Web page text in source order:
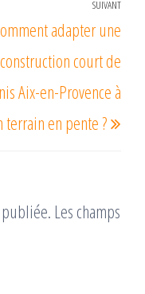
SUIVANT
adapter une
construction court de
Aix-en-Provence à
terrain en pente ?
publiée. Les champs